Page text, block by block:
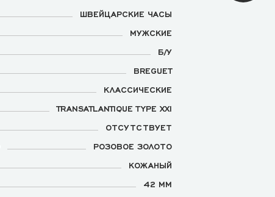
ШВЕЙЦАРСКИЕ ЧАСЫ
МУЖСКИЕ
Б/У
BREGUET
КЛАССИЧЕСКИЕ
TRANSATLANTIQUE TYPE XXI
ОТСУТСТВУЕТ
РОЗОВОЕ ЗОЛОТО
КОЖАНЫЙ
42 ММ